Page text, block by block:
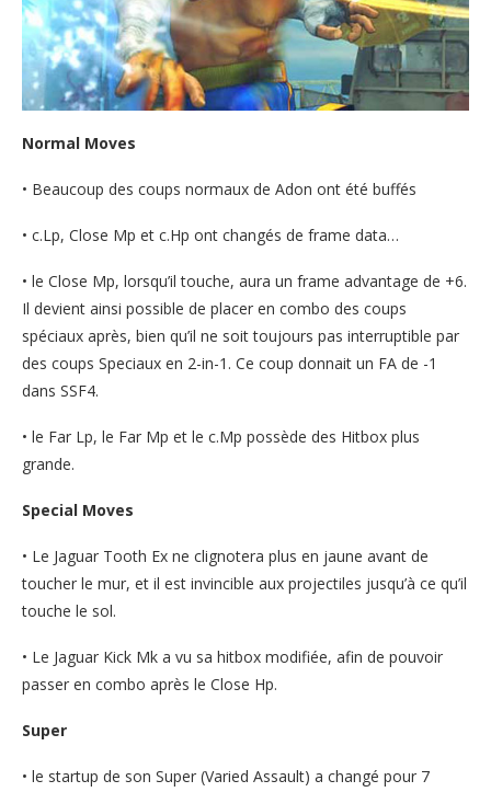
Normal Moves
• Beaucoup des coups normaux de Adon ont été buffés
• c.Lp, Close Mp et c.Hp ont changés de frame data…
• le Close Mp, lorsqu’il touche, aura un frame advantage de +6.
Il devient ainsi possible de placer en combo des coups
spéciaux après, bien qu’il ne soit toujours pas interruptible par
des coups Speciaux en 2-in-1. Ce coup donnait un FA de -1
dans SSF4.
• le Far Lp, le Far Mp et le c.Mp possède des Hitbox plus
grande.
Special Moves
• Le Jaguar Tooth Ex ne clignotera plus en jaune avant de
toucher le mur, et il est invincible aux projectiles jusqu’à ce qu’il
touche le sol.
• Le Jaguar Kick Mk a vu sa hitbox modifiée, afin de pouvoir
passer en combo après le Close Hp.
Super
• le startup de son Super (Varied Assault) a changé pour 7